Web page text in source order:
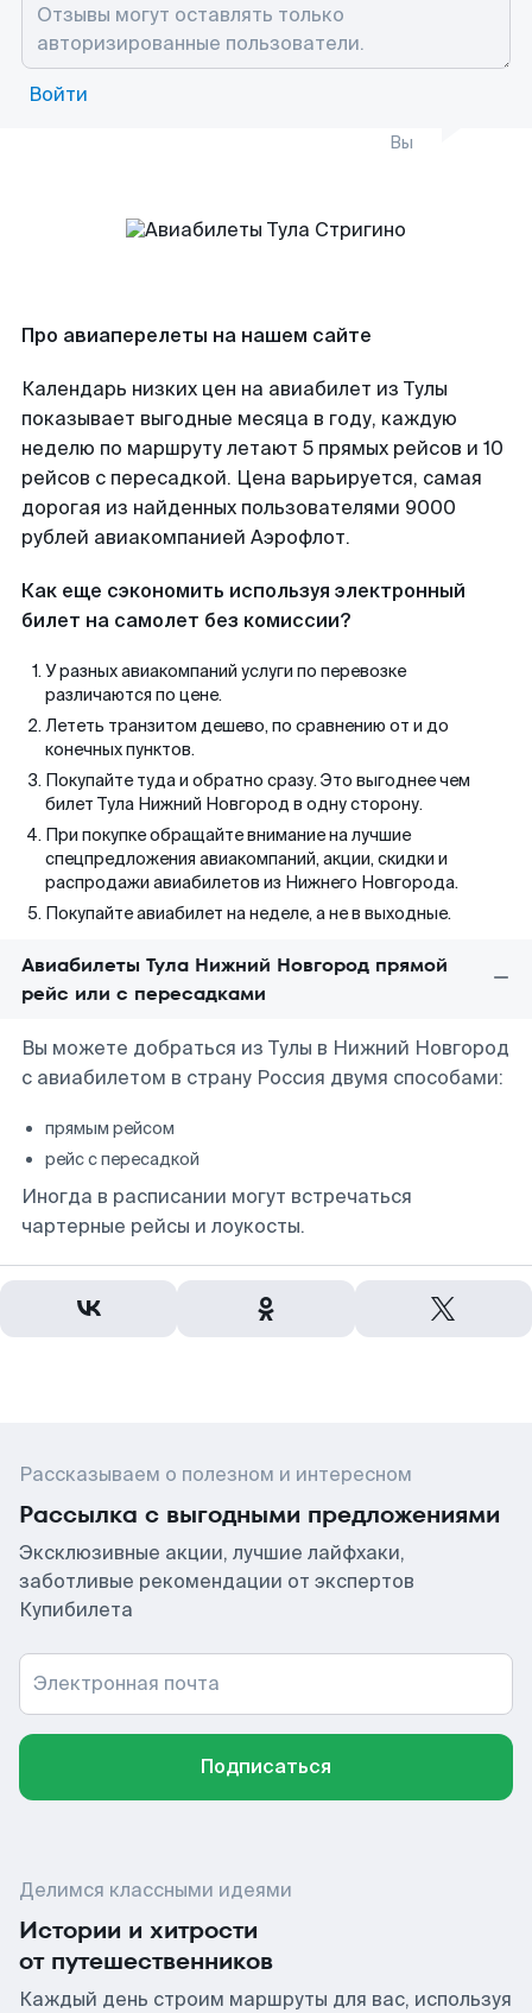
Войти
Вы
Про авиаперелеты на нашем сайте
Календарь низких цен на авиабилет из Тулы
показывает выгодные месяца в году, каждую
неделю по маршруту летают 5 прямых рейсов и 10
рейсов с пересадкой. Цена варьируется, самая
дорогая из найденных пользователями 9000
рублей авиакомпанией Аэрофлот.
Как еще сэкономить используя электронный
билет на самолет без комиссии?
У разных авиакомпаний услуги по перевозке
различаются по цене.
Лететь транзитом дешево, по сравнению от и до
конечных пунктов.
Покупайте туда и обратно сразу. Это выгоднее чем
билет Тула Нижний Новгород в одну сторону.
При покупке обращайте внимание на лучшие
спецпредложения авиакомпаний, акции, скидки и
распродажи авиабилетов из Нижнего Новгорода.
Покупайте авиабилет на неделе, а не в выходные.
Авиабилеты Тула Нижний Новгород прямой
рейс или с пересадками
Вы можете добраться из Тулы в Нижний Новгород
с авиабилетом в страну Россия двумя способами:
прямым рейсом
рейс с пересадкой
Иногда в расписании могут встречаться
чартерные рейсы и лоукосты.
Рассказываем о полезном и интересном
Рассылка с выгодными предложениями
Эксклюзивные акции, лучшие лайфхаки,
заботливые рекомендации от экспертов
Купибилета
Электронная почта
Подписаться
Делимся классными идеями
Истории и хитрости
от путешественников
Каждый день строим маршруты для вас, используя